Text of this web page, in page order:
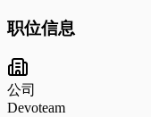
职位信息
公司
Devoteam